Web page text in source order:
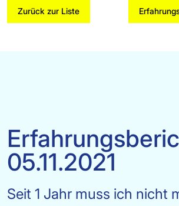
Zurück zur Liste
05.11.2021
Seit 1 Jahr muss ich nicht